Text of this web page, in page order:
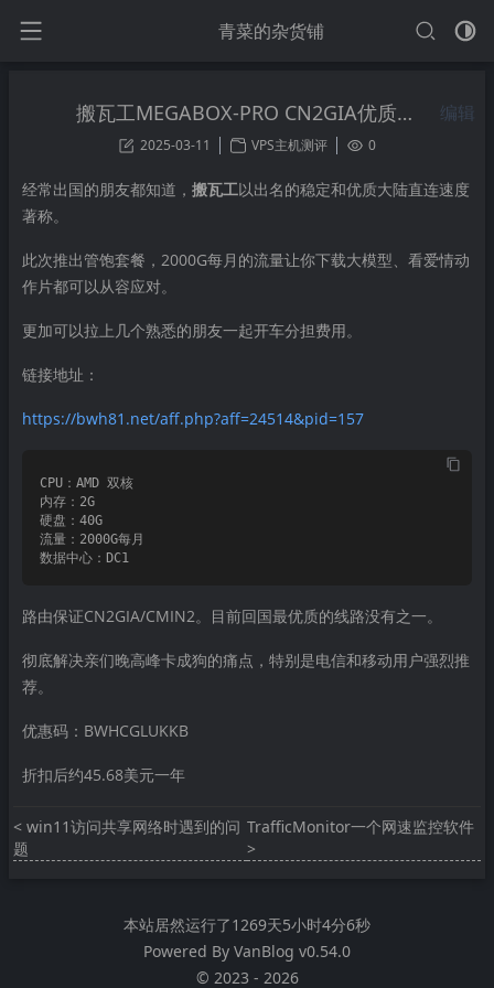
青菜的杂货铺
搬瓦工MEGABOX-PRO CN2GIA优质线路VPS限量放货 编辑
2025-03-11 VPS主机测评 0
经常出国的朋友都知道， 搬瓦工以出名的稳定和优质大陆直连速度
著称。
此次推出管饱套餐，2000G每月的流量让你下载大模型、看爱情动
作片都可以从容应对。
更加可以拉上几个熟悉的朋友一起开车分担费用。
链接地址：
https://bwh81.net/aff.php?aff=24514&pid=157
CPU：AMD 双核
内存：2G
硬盘：40G
流量：2000G每月
路由保证CN2GIA/CMIN2。目前回国最优质的线路没有之一。
彻底解决亲们晚高峰卡成狗的痛点，特别是电信和移动用户强烈推
荐。
优惠码：BWHCGLUKKB
折扣后约45.68美元一年
< win11访问共享网络时遇到的问
题
TrafficMonitor一个网速监控软件
>
本站居然运行了1269天5小时4分6秒
Powered By VanBlog v0.54.0
© 2023 - 2026